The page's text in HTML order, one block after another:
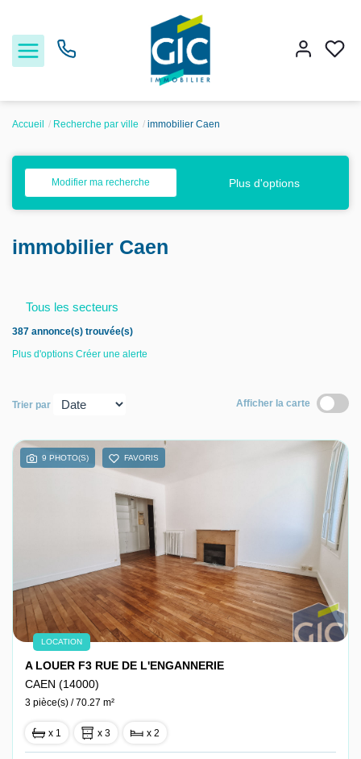
Acheter
Louer
Estimer
Nos services
Nos agences
Accueil Recherche par ville immobilier Caen
Modifier ma recherche Plus d'options
immobilier Caen
Tous les secteurs
387 annonce(s) trouvée(s)
Plus d'options Créer une alerte
Trier par Afficher la carte
9 PHOTO(S) FAVORIS
LOCATION
A LOUER F3 RUE DE L'ENGANNERIE
CAEN (14000)
3 pièce(s) / 70.27 m²
x 1 x 3 x 2